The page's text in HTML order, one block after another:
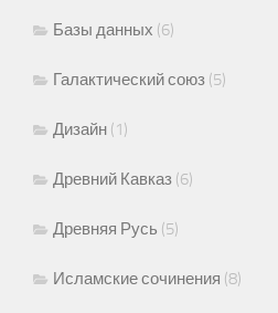
Базы данных (6)
Галактический союз (5)
Дизайн (1)
Древний Кавказ (6)
Древняя Русь (5)
Исламские сочинения (8)